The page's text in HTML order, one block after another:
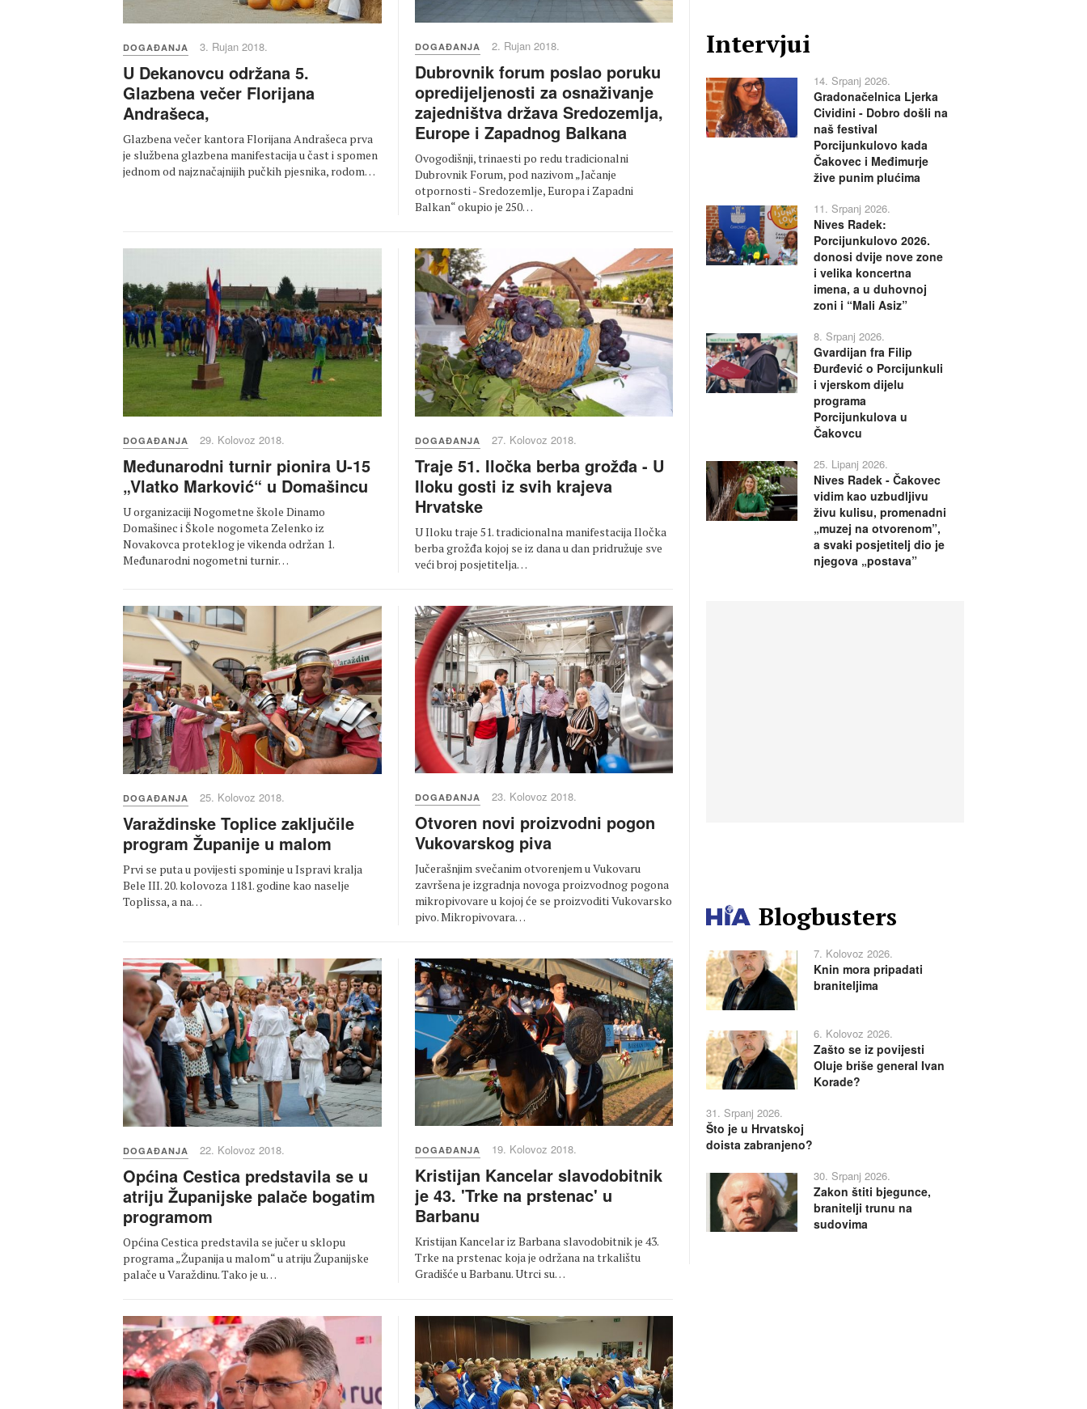
DOGAĐANJA 3. Rujan 2018.
U Dekanovcu održana 5.
Glazbena večer Florijana
Andrašeca,
Glazbena večer kantora Florijana Andrašeca prva
je službena glazbena manifestacija u čast i spomen
jednom od najznačajnijih pučkih pjesnika, rodom…
DOGAĐANJA 2. Rujan 2018.
Dubrovnik forum poslao poruku
opredijeljenosti za osnaživanje
zajedništva država Sredozemlja,
Europe i Zapadnog Balkana
Ovogodišnji, trinaesti po redu tradicionalni
Dubrovnik Forum, pod nazivom „Jačanje
otpornosti - Sredozemlje, Europa i Zapadni
Balkan“ okupio je 250…
DOGAĐANJA 29. Kolovoz 2018.
Međunarodni turnir pionira U-15
„Vlatko Marković“ u Domašincu
U organizaciji Nogometne škole Dinamo
Domašinec i Škole nogometa Zelenko iz
Novakovca proteklog je vikenda održan 1.
Međunarodni nogometni turnir…
DOGAĐANJA 27. Kolovoz 2018.
Traje 51. Iločka berba grožđa - U
Iloku gosti iz svih krajeva
Hrvatske
U Iloku traje 51. tradicionalna manifestacija Iločka
berba grožđa kojoj se iz dana u dan pridružuje sve
veći broj posjetitelja…
DOGAĐANJA 25. Kolovoz 2018.
Varaždinske Toplice zaključile
program Županije u malom
Prvi se puta u povijesti spominje u Ispravi kralja
Bele III. 20. kolovoza 1181. godine kao naselje
Toplissa, a na…
DOGAĐANJA 23. Kolovoz 2018.
Otvoren novi proizvodni pogon
Vukovarskog piva
Jučerašnjim svečanim otvorenjem u Vukovaru
završena je izgradnja novoga proizvodnog pogona
mikropivovare u kojoj će se proizvoditi Vukovarsko
pivo. Mikropivovara…
DOGAĐANJA 22. Kolovoz 2018.
Općina Cestica predstavila se u
atriju Županijske palače bogatim
programom
Općina Cestica predstavila se jučer u sklopu
programa „Županija u malom“ u atriju Županijske
palače u Varaždinu. Tako je u…
DOGAĐANJA 19. Kolovoz 2018.
Kristijan Kancelar slavodobitnik
je 43. 'Trke na prstenac' u
Barbanu
Kristijan Kancelar iz Barbana slavodobitnik je 43.
Trke na prstenac koja je održana na trkalištu
Gradišće u Barbanu. Utrci su…
Intervjui
14. Srpanj 2026.
Gradonačelnica Ljerka
Cividini - Dobro došli na
naš festival
Porcijunkulovo kada
Čakovec i Međimurje
žive punim plućima
11. Srpanj 2026.
Nives Radek:
Porcijunkulovo 2026.
donosi dvije nove zone
i velika koncertna
imena, a u duhovnoj
zoni i “Mali Asiz”
8. Srpanj 2026.
Gvardijan fra Filip
Đurđević o Porcijunkuli
i vjerskom dijelu
programa
Porcijunkulova u
Čakovcu
25. Lipanj 2026.
Nives Radek - Čakovec
vidim kao uzbudljivu
živu kulisu, promenadni
„muzej na otvorenom”,
a svaki posjetitelj dio je
njegova „postava”
Blogbusters
7. Kolovoz 2026.
Knin mora pripadati
braniteljima
6. Kolovoz 2026.
Zašto se iz povijesti
Oluje briše general Ivan
Korade?
31. Srpanj 2026.
Što je u Hrvatskoj
doista zabranjeno?
30. Srpanj 2026.
Zakon štiti bjegunce,
branitelji trunu na
sudovima